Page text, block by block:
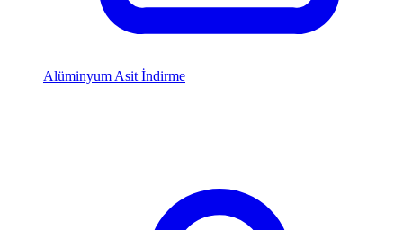
Alüminyum Asit İndirme